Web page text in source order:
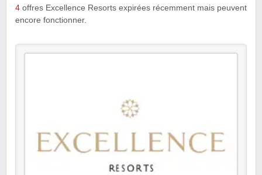
4 offres Excellence Resorts expirées récemment mais peuvent
encore fonctionner.